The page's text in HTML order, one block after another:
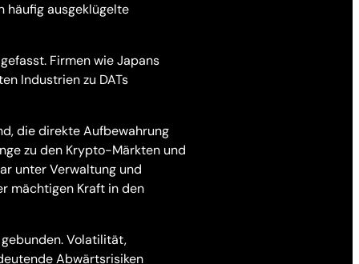
häufig ausgeklügelte
Firmen wie Japans
Industrien zu DATs
die direkte Aufbewahrung
zu den Krypto-Märkten und
unter Verwaltung und
mächtigen Kraft in den
Volatilität,
Abwärtsrisiken